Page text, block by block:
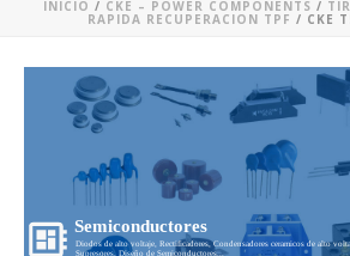
INICIO / CKE – POWER COMPONENTS /
RAPIDA RECUPERACION TPF / CKE
Semiconductores
Diodos de alto voltaje, Rectificadores, Condensadores ceramicos de alto
Supresores, Diseño de Semiconductores...